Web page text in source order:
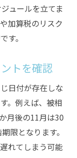
ュールを立てま
加算税のリスク
す。
トを確認
日付が存在しな
。例えば、被相
月後の11月は30
限となります。
れてしまう可能